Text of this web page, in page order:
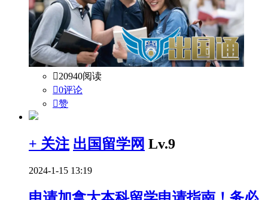
20940阅读
0评论
赞
+ 关注 出国留学网 Lv.9
2024-1-15 13:19